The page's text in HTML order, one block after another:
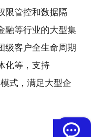
限管控和数据隔
融等行业的大型集
级客户全生命周期
化等，支持
式，满足大型企